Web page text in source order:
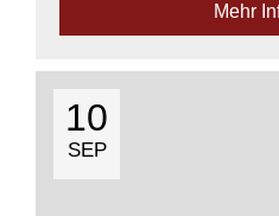
motivieren, wie sie vom
Mehr
10
SEP